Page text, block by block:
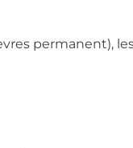
permanent),